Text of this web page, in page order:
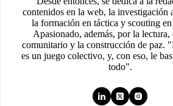
contenidos en la web, la investigación
la formación en táctica y scouting
Apasionado, además, por la lectura,
comunitario y la construcción de paz.
es un juego colectivo, y, con eso, le
todo".